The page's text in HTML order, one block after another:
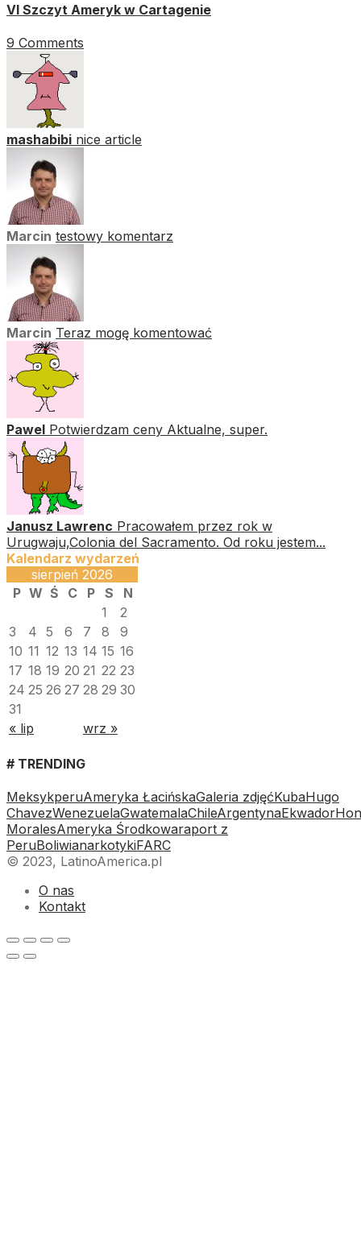
VI Szczyt Ameryk w Cartagenie
9 Comments
mashabibi nice article
Marcin testowy komentarz
Marcin Teraz mogę komentować
Pawel Potwierdzam ceny Aktualne, super.
Janusz Lawrenc Pracowałem przez rok w
Urugwaju,Colonia del Sacramento. Od roku jestem...
Kalendarz wydarzeń
sierpień 2026
P W Ś C P S
N
1
2
3
4 5 6 7 8
9
10 11 12 13 14 15 16
17 18 19 20 21 22 23
24 25 26 27 28 29 30
31
« lip
wrz »
# TRENDING
MeksykperuAmeryka ŁacińskaGaleria zdjęćKubaHugo
ChavezWenezuelaGwatemalaChileArgentynaEkwador
MoralesAmeryka Środkowaraport z
PeruBoliwianarkotykiFARC
© 2023, LatinoAmerica.pl
O nas
Kontakt